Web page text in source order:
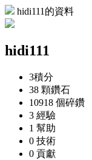
hidi111的資料
hidi111
3積分
38 顆鑽石
10918 個碎鑽
3 經驗
1 幫助
0 技術
0 貢獻